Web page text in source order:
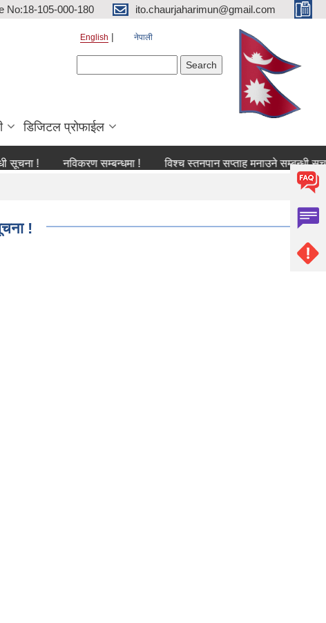
No:18-105-000-180 ito.chaurjaharimun@gmail.com
English नेपाली
डिजिटल प्रोफाईल
नविकरण सम्बन्धमा ! विश्च स्तनपान सप्ताह मनाउने सम्बन्धी सूचना !
!